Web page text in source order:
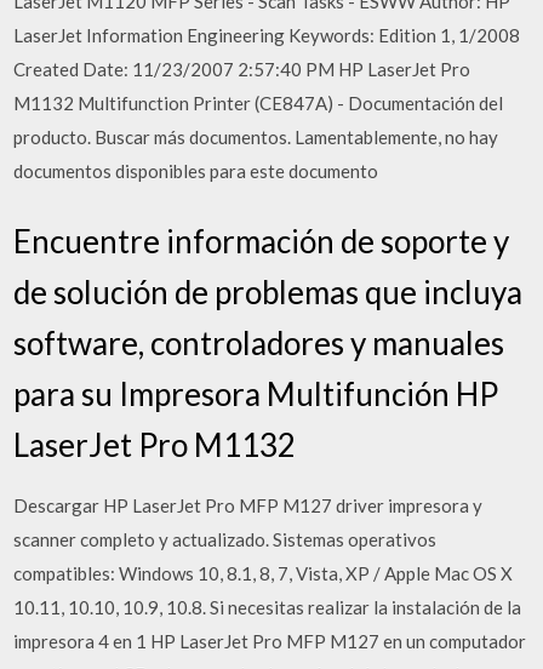
LaserJet Information Engineering Keywords: Edition 1, 1/2008
Created Date: 11/23/2007 2:57:40 PM HP LaserJet Pro
M1132 Multifunction Printer (CE847A) - Documentación del
producto. Buscar más documentos. Lamentablemente, no hay
documentos disponibles para este documento
Encuentre información de soporte y
de solución de problemas que incluya
software, controladores y manuales
para su Impresora Multifunción HP
LaserJet Pro M1132
Descargar HP LaserJet Pro MFP M127 driver impresora y
scanner completo y actualizado. Sistemas operativos
compatibles: Windows 10, 8.1, 8, 7, Vista, XP / Apple Mac OS X
10.11, 10.10, 10.9, 10.8. Si necesitas realizar la instalación de la
impresora 4 en 1 HP LaserJet Pro MFP M127 en un computador